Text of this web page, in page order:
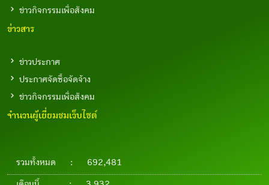
ข่าวกิจกรรมเพื่อสังคม
ข่าวสาร
ข่าวประกาศ
ประกาศจัดซื้อจัดจ้าง
ข่าวกิจกรรมเพื่อสังคม
จำนวนผู้เยี่ยมชมเว็บไซต์
รวมทั้งหมด : 692,481